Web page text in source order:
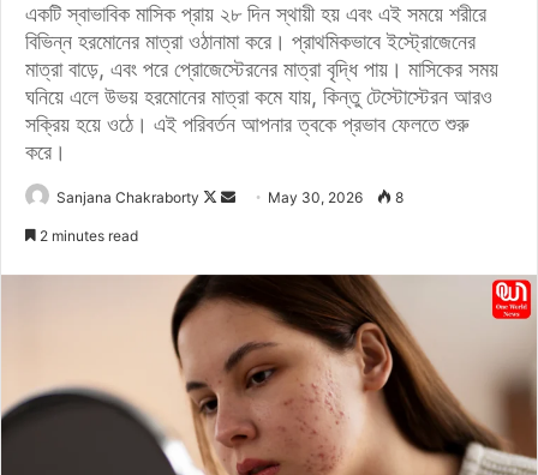
একটি স্বাভাবিক মাসিক প্রায় ২৮ দিন স্থায়ী হয় এবং এই সময়ে শরীরে
বিভিন্ন হরমোনের মাত্রা ওঠানামা করে। প্রাথমিকভাবে ইস্ট্রোজেনের
মাত্রা বাড়ে, এবং পরে প্রোজেস্টেরনের মাত্রা বৃদ্ধি পায়। মাসিকের সময়
ঘনিয়ে এলে উভয় হরমোনের মাত্রা কমে যায়, কিন্তু টেস্টোস্টেরন আরও
সক্রিয় হয়ে ওঠে। এই পরিবর্তন আপনার ত্বকে প্রভাব ফেলতে শুরু
করে।
Sanjana Chakraborty
F
o
X
a
n
e
m
a
i
May 30, 2026 8
2 minutes read